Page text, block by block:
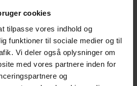
cookies
tilpasse vores indhold og
funktioner til sociale medier og til
Vi deler også oplysninger om
med vores partnere inden for
og